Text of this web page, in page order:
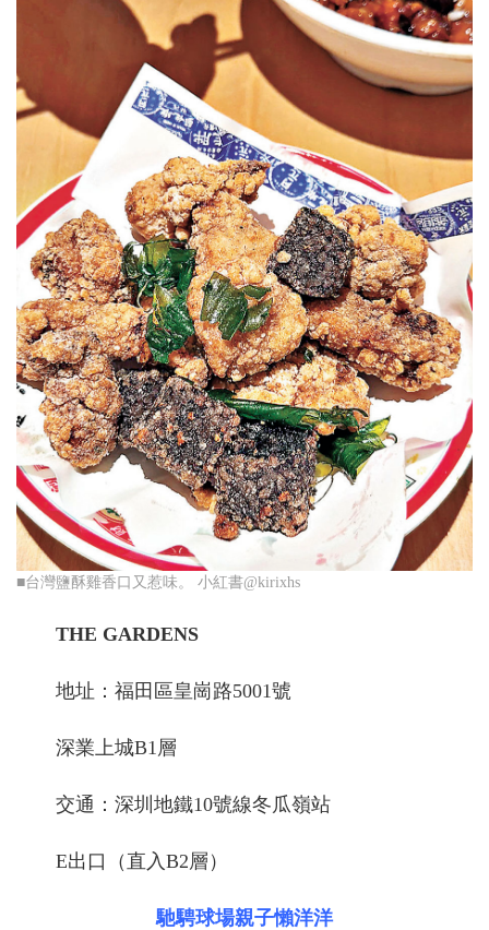
■台灣鹽酥雞香口又惹味。 小紅書@kirixhs
THE GARDENS
地址：福田區皇崗路5001號
深業上城B1層
交通：深圳地鐵10號線冬瓜嶺站
E出口（直入B2層）
馳騁球場親子懶洋洋